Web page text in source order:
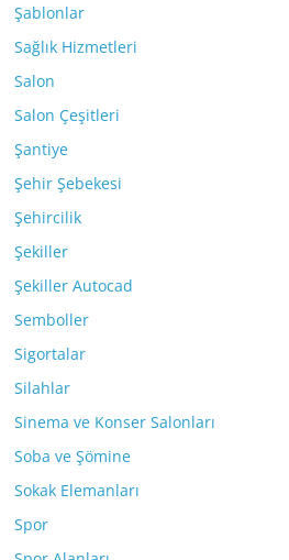
Şablonlar
Sağlık Hizmetleri
Salon
Salon Çeşitleri
Şantiye
Şehir Şebekesi
Şehircilik
Şekiller
Şekiller Autocad
Semboller
Sigortalar
Silahlar
Sinema ve Konser Salonları
Soba ve Şömine
Sokak Elemanları
Spor